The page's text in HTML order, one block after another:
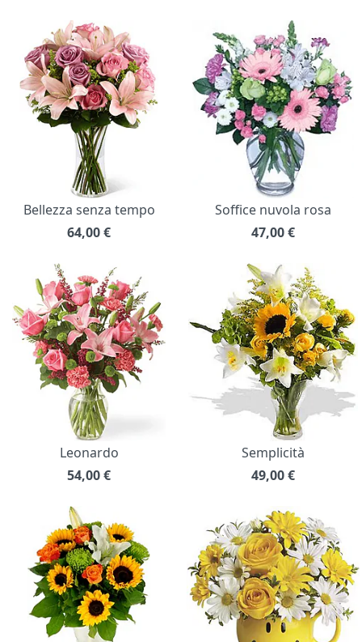
Bellezza senza tempo
64,00€
Soffice nuvola rosa
47,00€
Leonardo
54,00€
Semplicità
49,00€